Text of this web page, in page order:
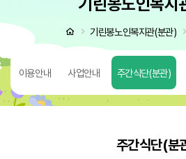
처음으로
기린봉노인복지관(분관)
이용안내 사업안내 주간식단(분관)
주간식단(분